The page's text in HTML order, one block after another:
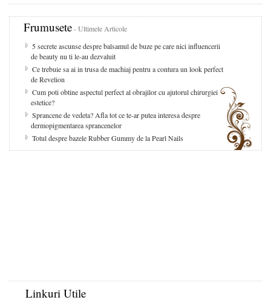
Frumusete- Ultimele Articole
5 secrete ascunse despre balsamul de buze pe care nici influencerii
de beauty nu ti le-au dezvaluit
Ce trebuie sa ai in trusa de machiaj pentru a contura un look perfect
de Revelion
Cum poti obtine aspectul perfect al obrajilor cu ajutorul chirurgiei
estetice?
Sprancene de vedeta? Afla tot ce te-ar putea interesa despre
dermopigmentarea sprancenelor
Totul despre bazele Rubber Gummy de la Pearl Nails
Linkuri Utile